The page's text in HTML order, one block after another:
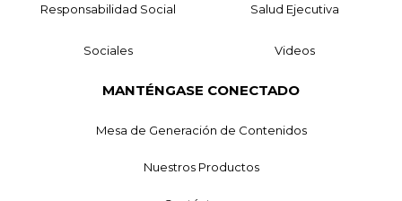
Responsabilidad Social Salud Ejecutiva
Sociales Videos
MANTÉNGASE CONECTADO
Mesa de Generación de Contenidos
Nuestros Productos